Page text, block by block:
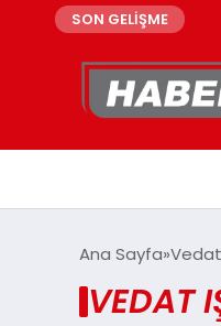
SON GELİŞME
Ana Sayfa Vedat
VEDAT